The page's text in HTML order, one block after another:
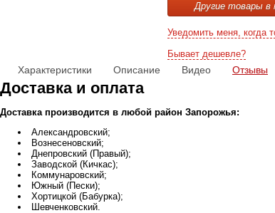
Другие товары в
Уведомить меня, когда
Бывает дешевле?
Характеристики Описание Видео Отзывы
Доставка и оплата
Доставка производится в любой район Запорожья:
Александровский;
Вознесеновский;
Днепровский (Правый);
Заводской (Кичкас);
Коммунаровский;
Южный (Пески);
Хортицкой (Бабурка);
Шевченковский.